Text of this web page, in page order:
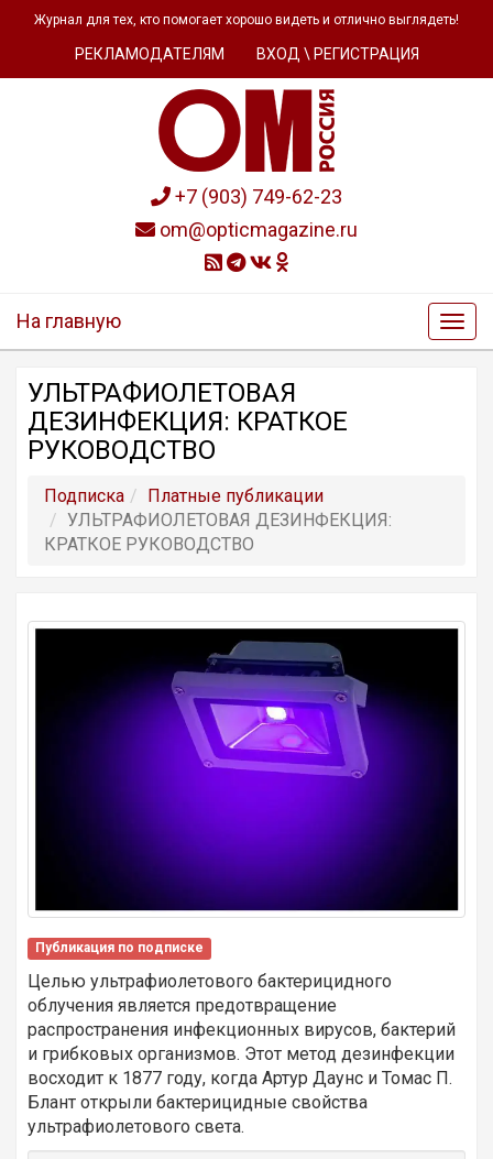
Журнал для тех, кто помогает хорошо видеть и отлично выглядеть!
РЕКЛАМОДАТЕЛЯМ ВХОД \ РЕГИСТРАЦИЯ
+7 (903) 749-62-23
om@opticmagazine.ru
На главную
УЛЬТРАФИОЛЕТОВАЯ
ДЕЗИНФЕКЦИЯ: КРАТКОЕ
РУКОВОДСТВО
Подписка
Платные публикации
УЛЬТРАФИОЛЕТОВАЯ ДЕЗИНФЕКЦИЯ:
КРАТКОЕ РУКОВОДСТВО
Публикация по подписке
Целью ультрафиолетового бактерицидного
облучения является предотвращение
распространения инфекционных вирусов, бактерий
и грибковых организмов. Этот метод дезинфекции
восходит к 1877 году, когда Артур Даунс и Томас П.
Блант открыли бактерицидные свойства
ультрафиолетового света.